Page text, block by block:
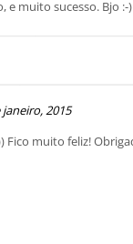
e muito sucesso. Bjo :-)
janeiro, 2015
Fico muito feliz!